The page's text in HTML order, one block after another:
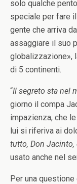
solo qualche
speciale per fare il
gente che arriva
assaggiare il suo
globalizzazione»,
di 5 continenti.
“Il segreto sta nel
giorno il compa
impazienza, che
lui si riferiva ai
tutto, Don
usato anche nel
Per una